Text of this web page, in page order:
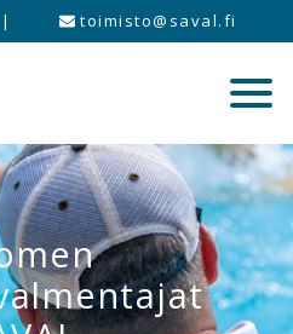
| toimisto@saval.fi